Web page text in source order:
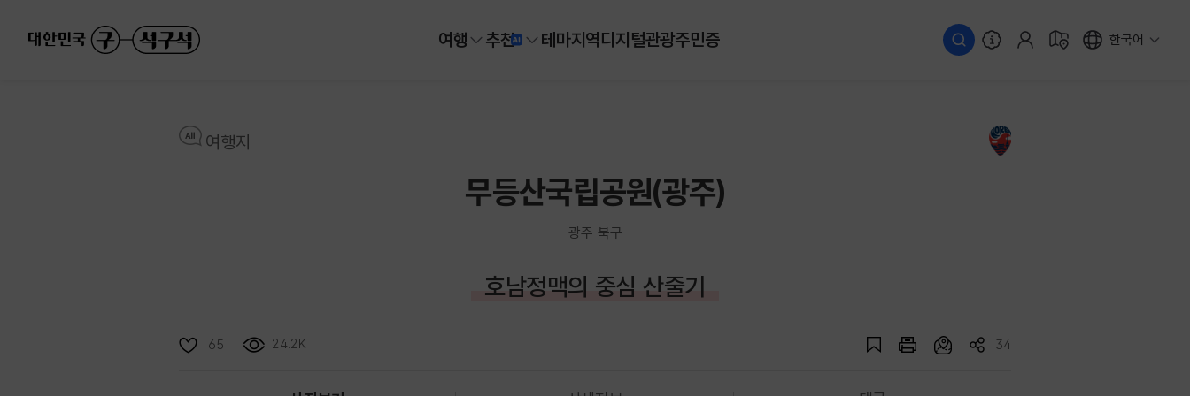
여행 추천 테마지역디지털관광주민증 한국어
여행지
무등산국립공원(광주)
광주 북구
호남정맥의 중심 산줄기
65 24.2K 34